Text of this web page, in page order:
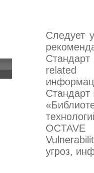
Следует
related
Стандарт
угроз,